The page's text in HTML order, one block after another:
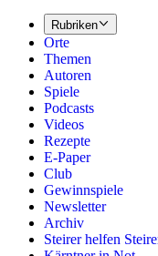
Rubriken
Orte
Themen
Autoren
Spiele
Podcasts
Videos
Rezepte
E-Paper
Club
Gewinnspiele
Newsletter
Archiv
Steirer helfen